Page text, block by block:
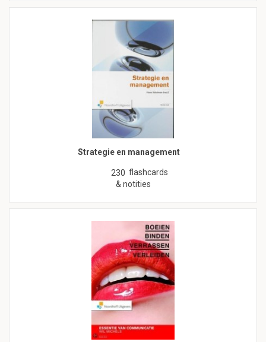
Strategie en management
230 flashcards
& notities